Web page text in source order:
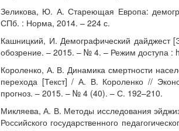
Зеликова, Ю. А. Стареющая Европа:
СПб. : Норма, 2014. – 224 с.
Кашницкий, И. Демографический дайджест
обозрение. – 2015. – № 4. – Режим доступа :
Короленко, А. В. Динамика смертности
перехода [Текст] / А. В. Короленко //
прогноз. – 2015. – № 4 (40). – С. 192–210.
Микляева, А. В. Методы исследования
Российского государственного